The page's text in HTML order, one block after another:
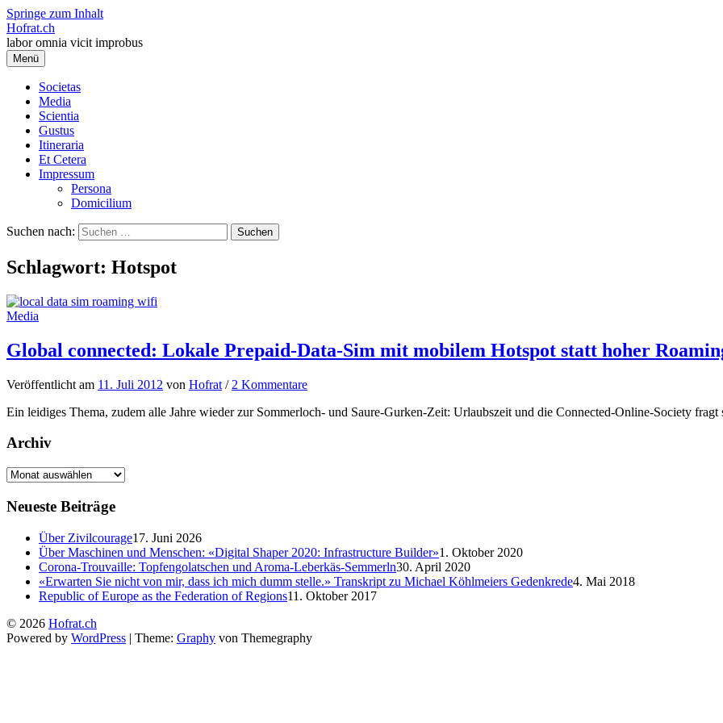
Springe zum Inhalt
Hofrat.ch
labor omnia vicit improbus
Menü
Societas
Media
Scientia
Gustus
Itineraria
Et Cetera
Impressum
Persona
Domicilium
Suchen nach:
Schlagwort: Hotspot
Media
Global connected: Lokale Prepaid-Data-Sim mit mobilem Hotspot statt hoher
Veröffentlicht am 11. Juli 2012 von Hofrat / 2 Kommentare
Ein leidiges Thema, zudem alle Jahre wieder zur Sommerloch- und Saure-Gurken-Zeit: Urlaubszeit und die Connected-Online-Society
Archiv
Neueste Beiträge
Über Zivilcourage17. Juni 2026
Über Maschinen und Menschen: «Digital Shaper 2020: Infrastructure Builder»1. Oktober 2020
Corona-Trouvaille: Topfengolatschen und Aroma-Leberkäs-Semmerln30. April 2020
«Erwarten Sie nicht von mir, dass ich mich dumm stelle.» Transkript zu Michael Köhlmeiers Gedenkrede4. Mai 2018
Republic of Europe as the Federation of Regions11. Oktober 2017
© 2026 Hofrat.ch
Powered by WordPress | Theme: Graphy von Themegraphy